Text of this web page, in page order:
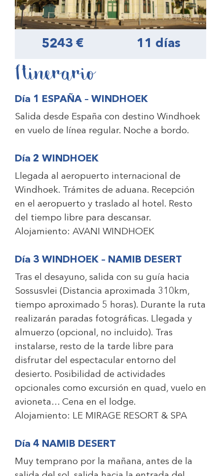
5243 € 11 días
Itinerario
Día 1 ESPAÑA – WINDHOEK
Salida desde España con destino Windhoek
en vuelo de línea regular. Noche a bordo.
Día 2 WINDHOEK
Llegada al aeropuerto internacional de
Windhoek. Trámites de aduana. Recepción
en el aeropuerto y traslado al hotel. Resto
del tiempo libre para descansar.
Alojamiento: AVANI WINDHOEK
Día 3 WINDHOEK – NAMIB DESERT
Tras el desayuno, salida con su guía hacia
Sossusvlei (Distancia aproximada 310km,
tiempo aproximado 5 horas). Durante la ruta
realizarán paradas fotográficas. Llegada y
almuerzo (opcional, no incluido). Tras
instalarse, resto de la tarde libre para
disfrutar del espectacular entorno del
desierto. Posibilidad de actividades
opcionales como excursión en quad, vuelo en
avioneta… Cena en el lodge.
Alojamiento: LE MIRAGE RESORT & SPA
Día 4 NAMIB DESERT
Muy temprano por la mañana, antes de la